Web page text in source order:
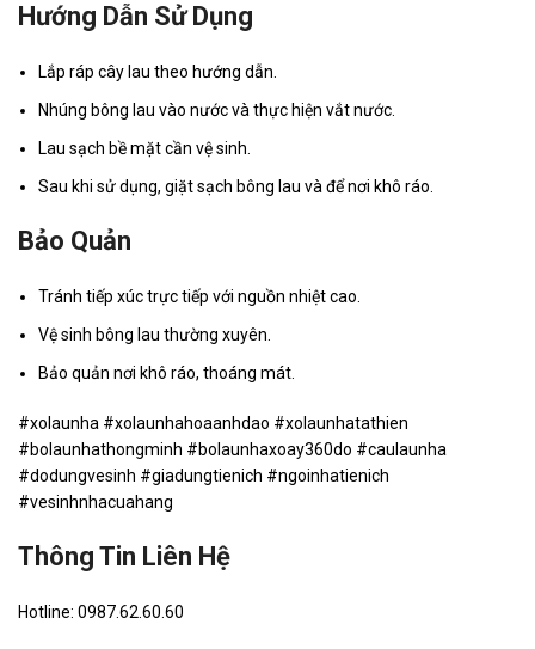
Hướng Dẫn Sử Dụng
Lắp ráp cây lau theo hướng dẫn.
Nhúng bông lau vào nước và thực hiện vắt nước.
Lau sạch bề mặt cần vệ sinh.
Sau khi sử dụng, giặt sạch bông lau và để nơi khô ráo.
Bảo Quản
Tránh tiếp xúc trực tiếp với nguồn nhiệt cao.
Vệ sinh bông lau thường xuyên.
Bảo quản nơi khô ráo, thoáng mát.
#xolaunha #xolaunhahoaanhdao #xolaunhatathien
#bolaunhathongminh #bolaunhaxoay360do #caulaunha
#dodungvesinh #giadungtienich #ngoinhatienich
#vesinhnhacuahang
Thông Tin Liên Hệ
Hotline: 0987.62.60.60